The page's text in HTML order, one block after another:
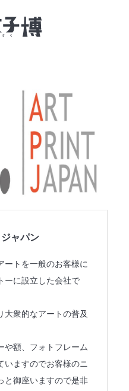
一覧
ワード
ンペ
法人のみなさまへ
ャパン
ートを一般のお客様に
ーに設立した会社で
大衆的なアートの普及
や額、フォトフレーム
いますのでお客様のニ
と御座いますので是非